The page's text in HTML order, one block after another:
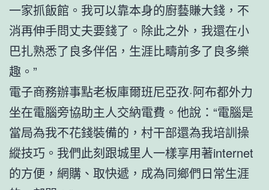
一家抓飯館。我可以靠本身的廚藝賺大錢，不
消再伸手問丈夫要錢了。除此之外，我還在小
巴扎熟悉了良多伴侶，生涯比疇前多了良多樂
趣。”
電子商務辦事點老板庫爾班尼亞孜·阿布都外力
坐在電腦旁協助主人交納電費。他說：“電腦是
當局為我不花錢裝備的，村干部還為我培訓操
縱技巧。我們此刻跟城里人一樣享用著internet
的方便，網購、取快遞，成為同鄉們日常生涯